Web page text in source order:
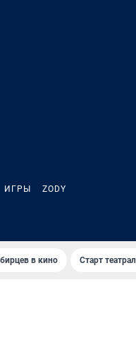
ИГРЫ ZODY
в кино Старт